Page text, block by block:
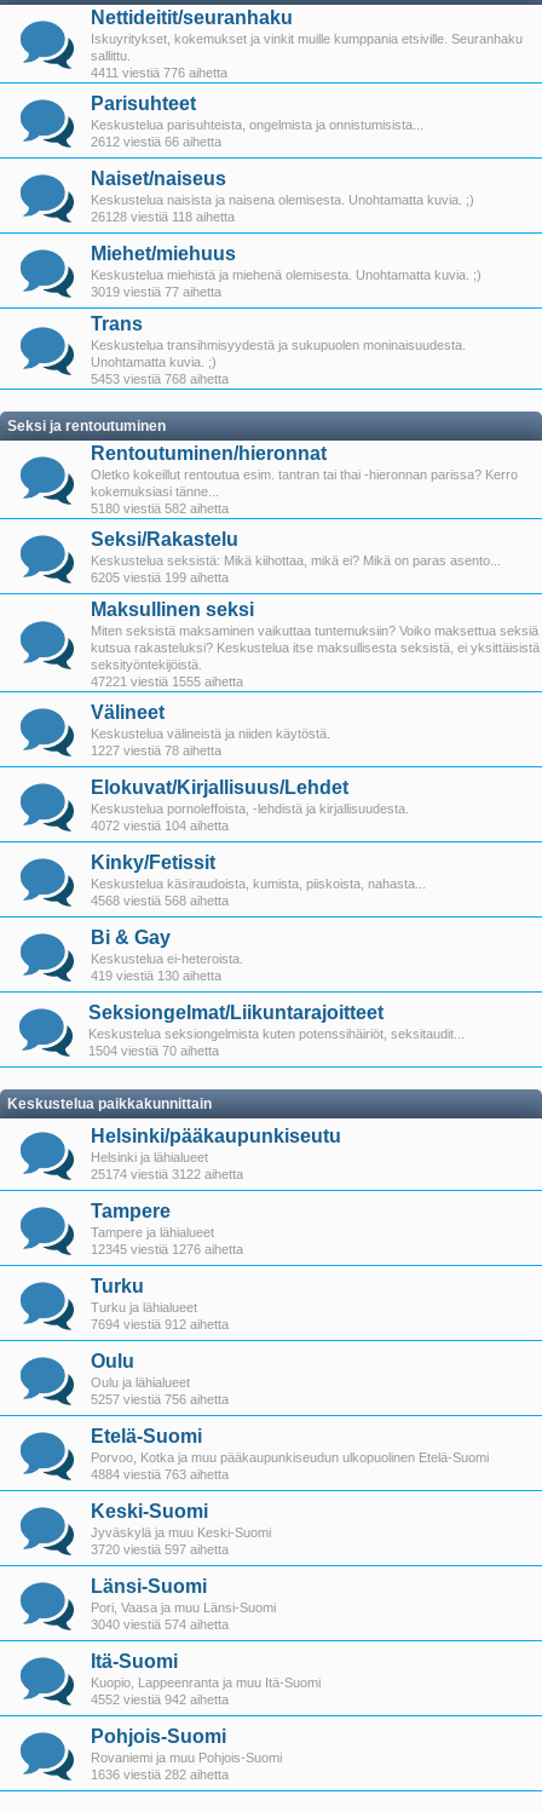
Nettideitit/seuranhaku
Iskuyritykset, kokemukset ja vinkit muille kumppania etsiville. Seuranhaku
sallittu.
4411 viestiä 776 aihetta
Parisuhteet
Keskustelua parisuhteista, ongelmista ja onnistumisista...
2612 viestiä 66 aihetta
Naiset/naiseus
Keskustelua naisista ja naisena olemisesta. Unohtamatta kuvia. ;)
26128 viestiä 118 aihetta
Miehet/miehuus
Keskustelua miehistä ja miehenä olemisesta. Unohtamatta kuvia. ;)
3019 viestiä 77 aihetta
Trans
Keskustelua transihmisyydestä ja sukupuolen moninaisuudesta.
Unohtamatta kuvia. ;)
5453 viestiä 768 aihetta
Seksi ja rentoutuminen
Rentoutuminen/hieronnat
Oletko kokeillut rentoutua esim. tantran tai thai -hieronnan parissa? Kerro
kokemuksiasi tänne...
5180 viestiä 582 aihetta
Seksi/Rakastelu
Keskustelua seksistä: Mikä kiihottaa, mikä ei? Mikä on paras asento...
6205 viestiä 199 aihetta
Maksullinen seksi
Miten seksistä maksaminen vaikuttaa tuntemuksiin? Voiko maksettua seksiä
kutsua rakasteluksi? Keskustelua itse maksullisesta seksistä, ei yksittäisistä
seksityöntekijöistä.
47221 viestiä 1555 aihetta
Välineet
Keskustelua välineistä ja niiden käytöstä.
1227 viestiä 78 aihetta
Elokuvat/Kirjallisuus/Lehdet
Keskustelua pornoleffoista, -lehdistä ja kirjallisuudesta.
4072 viestiä 104 aihetta
Kinky/Fetissit
Keskustelua käsiraudoista, kumista, piiskoista, nahasta...
4568 viestiä 568 aihetta
Bi & Gay
Keskustelua ei-heteroista.
419 viestiä 130 aihetta
Seksiongelmat/Liikuntarajoitteet
Keskustelua seksiongelmista kuten potenssihäiriöt, seksitaudit...
1504 viestiä 70 aihetta
Keskustelua paikkakunnittain
Helsinki/pääkaupunkiseutu
Helsinki ja lähialueet
25174 viestiä 3122 aihetta
Tampere
Tampere ja lähialueet
12345 viestiä 1276 aihetta
Turku
Turku ja lähialueet
7694 viestiä 912 aihetta
Oulu
Oulu ja lähialueet
5257 viestiä 756 aihetta
Etelä-Suomi
Porvoo, Kotka ja muu pääkaupunkiseudun ulkopuolinen Etelä-Suomi
4884 viestiä 763 aihetta
Keski-Suomi
Jyväskylä ja muu Keski-Suomi
3720 viestiä 597 aihetta
Länsi-Suomi
Pori, Vaasa ja muu Länsi-Suomi
3040 viestiä 574 aihetta
Itä-Suomi
Kuopio, Lappeenranta ja muu Itä-Suomi
4552 viestiä 942 aihetta
Pohjois-Suomi
Rovaniemi ja muu Pohjois-Suomi
1636 viestiä 282 aihetta